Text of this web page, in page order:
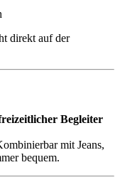
direkt auf der
Begleiter
mit Jeans,
bequem.